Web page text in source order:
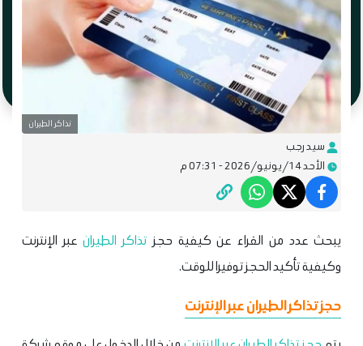
تذاكر الطيران
سيد رجب
الأحد 14/يونيو/2026 - 07:31 م
يبحث عدد من القراء عن كيفية حجز تذاكر الطيران عبر الإنترنت
وكيفية تأكيد الحجز توفيرا للوقت.
حجز تذاكر الطيران عبر الإنترنت